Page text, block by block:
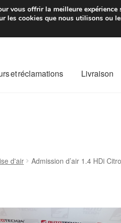
de 7 EUR
et réclamations Livraison
d'air Admission d’air 1.4 HDi
vous offrir la meilleure expérience
les cookies que nous utilisons ou